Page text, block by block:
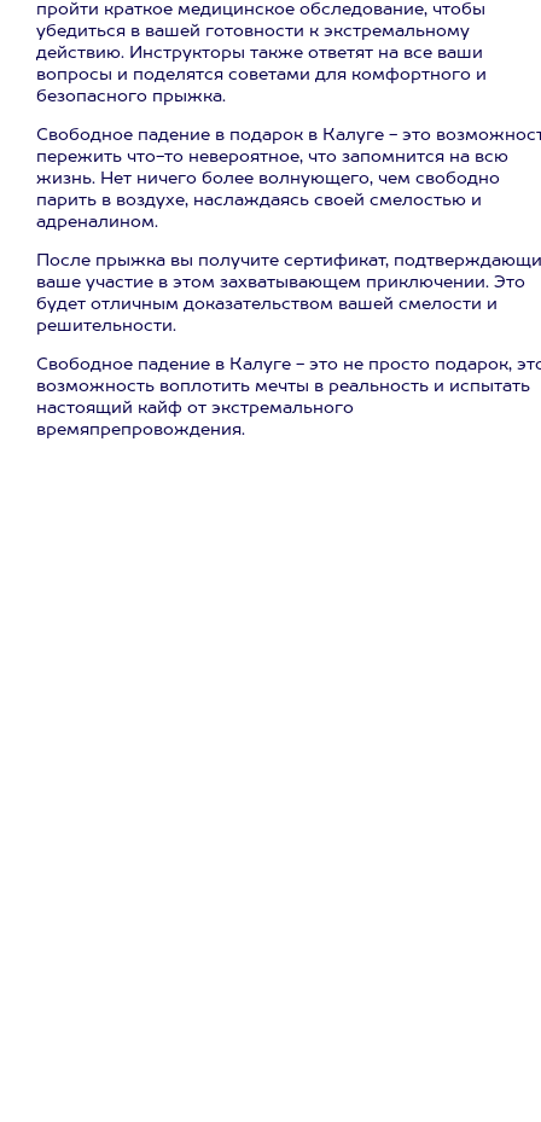
пройти краткое медицинское обследование, чтобы
убедиться в вашей готовности к экстремальному
действию. Инструкторы также ответят на все ваши
вопросы и поделятся советами для комфортного и
безопасного прыжка.
Свободное падение в подарок в Калуге - это
пережить что-то невероятное, что запомнится на всю
жизнь. Нет ничего более волнующего, чем свободно
парить в воздухе, наслаждаясь своей смелостью и
адреналином.
После прыжка вы получите сертификат,
ваше участие в этом захватывающем приключении. Это
будет отличным доказательством вашей смелости и
решительности.
Свободное падение в Калуге - это не просто подарок,
возможность воплотить мечты в реальность и испытать
настоящий кайф от экстремального
времяпрепровождения.